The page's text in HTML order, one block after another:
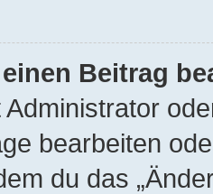
Beitrag
bearbeiten
du das